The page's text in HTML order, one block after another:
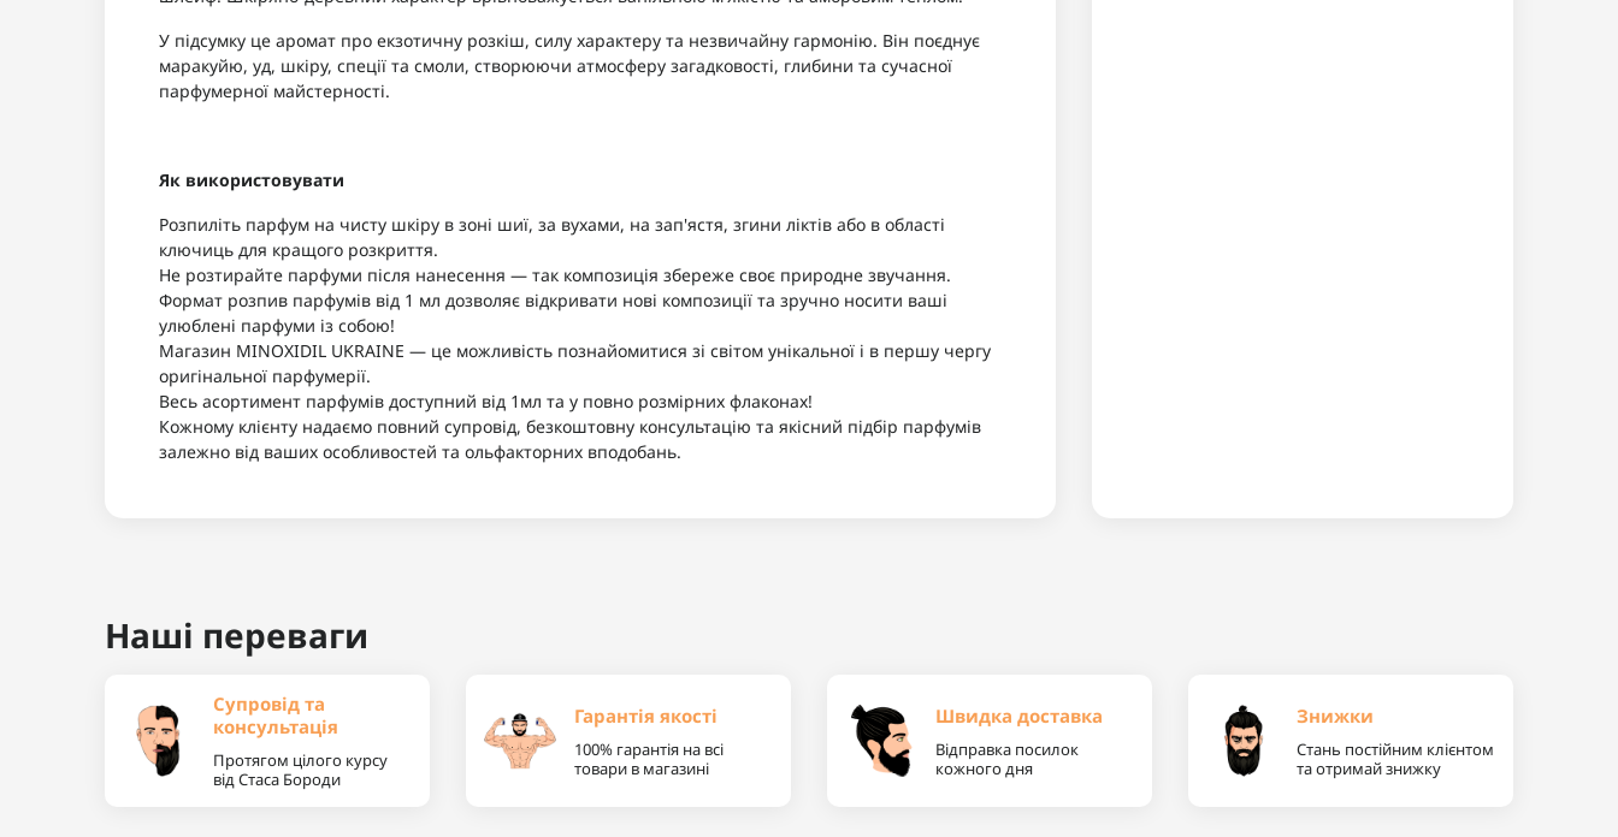
У підсумку це аромат про екзотичну розкіш, силу характеру та незвичайну гармонію. Він поєднує
маракуйю, уд, шкіру, спеції та смоли, створюючи атмосферу загадковості, глибини та сучасної
парфумерної майстерності.
Як використовувати
Розпиліть парфум на чисту шкіру в зоні шиї, за вухами, на зап'ястя, згини ліктів або в області
ключиць для кращого розкриття.
Не розтирайте парфуми після нанесення — так композиція збереже своє природне звучання.
Формат розпив парфумів від 1 мл дозволяє відкривати нові композиції та зручно носити ваші
улюблені парфуми із собою!
Магазин MINOXIDIL UKRAINE — це можливість познайомитися зі світом унікальної і в першу чергу
оригінальної парфумерії.
Весь асортимент парфумів доступний від 1мл та у повно розмірних флаконах!
Кожному клієнту надаємо повний супровід, безкоштовну консультацію та якісний підбір парфумів
залежно від ваших особливостей та ольфакторних вподобань.
Наші переваги
Супровід та
консультація
Протягом цілого курсу
від Стаса Бороди
Гарантія якості
100% гарантія на всі
товари в магазині
Швидка доставка
Відправка посилок
кожного дня
Знижки
Стань постійним клієнтом
та отримай знижку